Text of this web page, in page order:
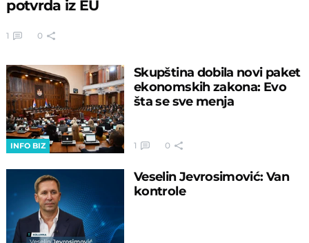
potvrda iz EU
1 0
INFO BIZ
Skupština dobila novi paket
ekonomskih zakona: Evo
šta se sve menja
1 0
Veselin Jevrosimović: Van
kontrole